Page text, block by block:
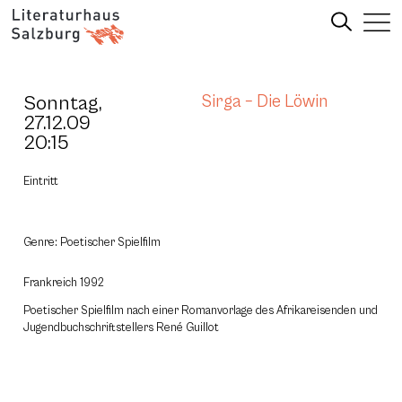
Sonntag,
27.12.09
20:15
Sirga – Die Löwin
Eintritt
Genre: Poetischer Spielfilm
Frankreich 1992
Poetischer Spielfilm nach einer Romanvorlage des Afrikareisenden und
Jugendbuchschriftstellers René Guillot